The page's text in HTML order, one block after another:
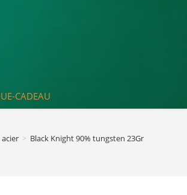
CADEAU
> Black Knight 90% tungsten 23Gr